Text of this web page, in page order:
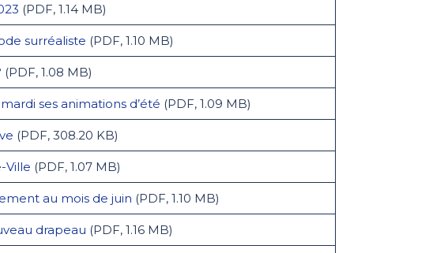
(PDF, 1.14 MB)
surréaliste (PDF, 1.10 MB)
(PDF, 1.08 MB)
ses animations d’été (PDF, 1.09 MB)
(PDF, 308.20 KB)
Ville (PDF, 1.07 MB)
au mois de juin (PDF, 1.10 MB)
drapeau (PDF, 1.16 MB)